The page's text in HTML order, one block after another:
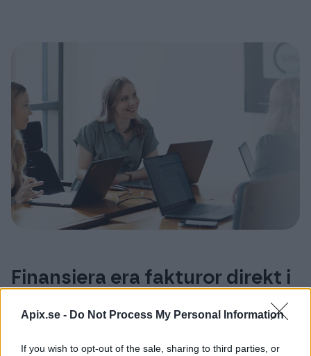
Apix.se - Do Not Process My Personal Information
If you wish to opt-out of the sale, sharing to third parties, or
Finansiera era fakturor direkt i
Banklåter vi Apix Messaging -kunder sälja sina